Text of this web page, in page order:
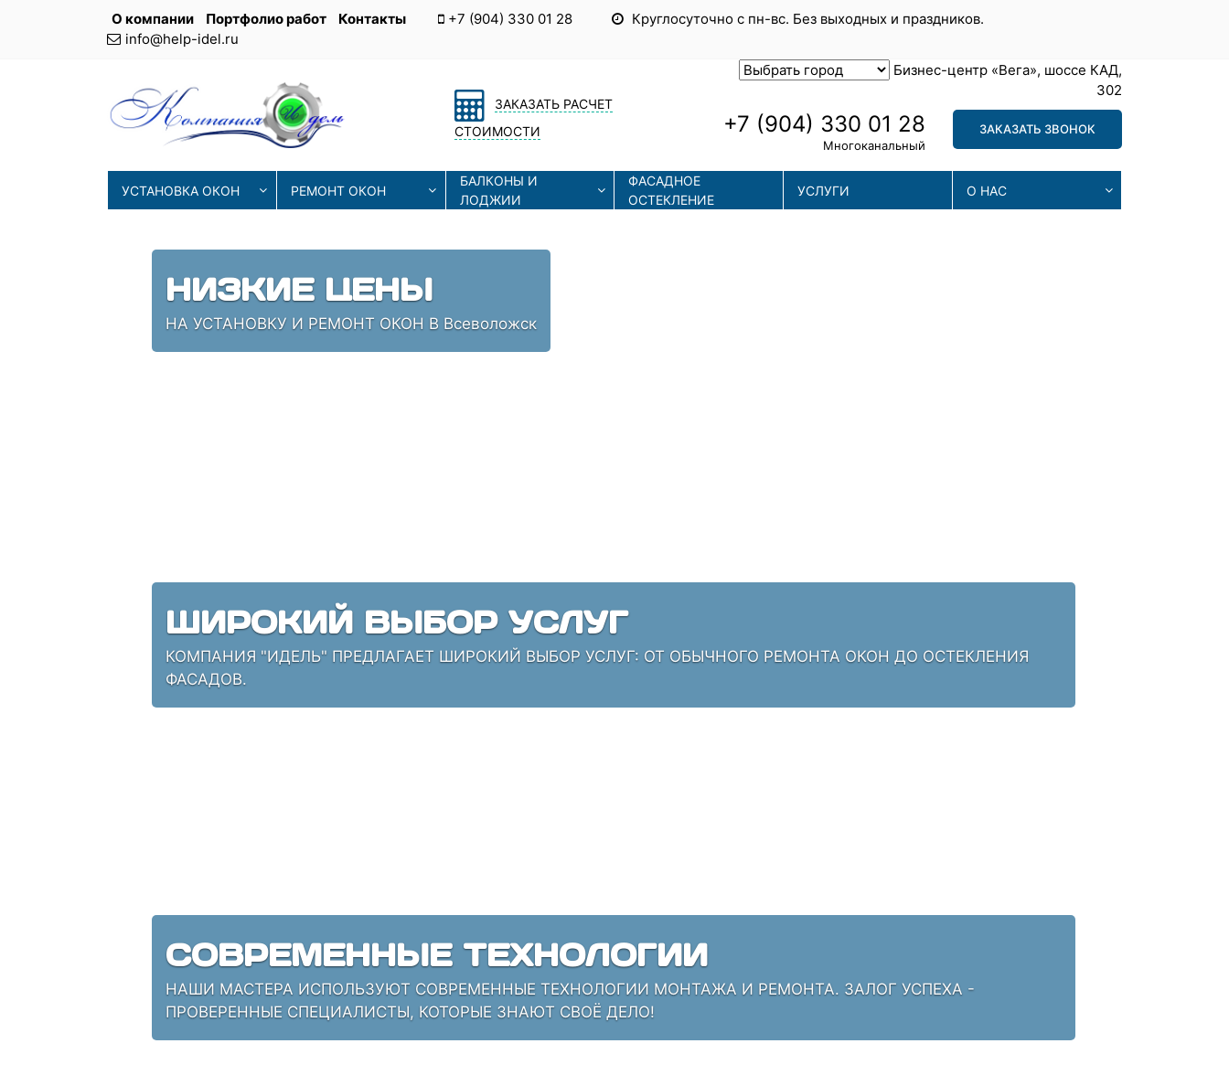
О компании Портфолио работ Контакты +7 (904) 330 01 28
Круглосуточно с пн-вс. Без выходных и праздников.
info@help-idel.ru
ЗАКАЗАТЬ РАСЧЕТ
СТОИМОСТИ
Бизнес-центр «Вега», шоссе КАД,
302
+7 (904) 330 01 28
Многоканальный
ЗАКАЗАТЬ ЗВОНОК
УСТАНОВКА ОКОН РЕМОНТ ОКОН
БАЛКОНЫ И
ЛОДЖИИ
ФАСАДНОЕ
ОСТЕКЛЕНИЕ
УСЛУГИ О НАС
НИЗКИЕ ЦЕНЫ
НА УСТАНОВКУ И РЕМОНТ ОКОН В Всеволожск
ШИРОКИЙ ВЫБОР УСЛУГ
КОМПАНИЯ "ИДЕЛЬ" ПРЕДЛАГАЕТ ШИРОКИЙ ВЫБОР УСЛУГ: ОТ ОБЫЧНОГО РЕМОНТА ОКОН ДО ОСТЕКЛЕНИЯ
ФАСАДОВ.
СОВРЕМЕННЫЕ ТЕХНОЛОГИИ
НАШИ МАСТЕРА ИСПОЛЬЗУЮТ СОВРЕМЕННЫЕ ТЕХНОЛОГИИ МОНТАЖА И РЕМОНТА. ЗАЛОГ УСПЕХА -
ПРОВЕРЕННЫЕ СПЕЦИАЛИСТЫ, КОТОРЫЕ ЗНАЮТ СВОЁ ДЕЛО!